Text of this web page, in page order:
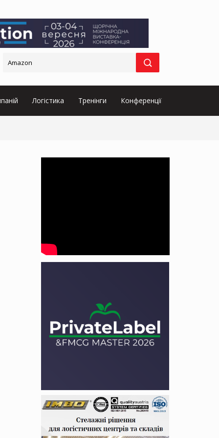
Логістика Тренінги Конференції